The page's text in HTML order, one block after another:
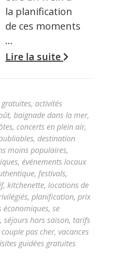
la planification
de ces moments
…
Lire la suite
, activités
, baignade dans la mer,
, concerts en plein air,
, destination
moins populaires,
, événements locaux
, festivals,
, kitchenette, locations de
, planification, prix
économiques, se
, séjours hors saison, tarifs
couple pas cher, vacances
guidées gratuites